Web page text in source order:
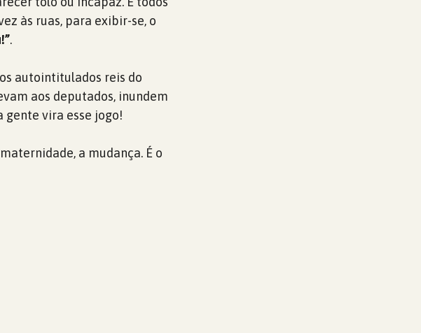
às ruas, para exibir-se, o
.
autointitulados reis do
aos deputados, inundem
gente vira esse jogo!
a mudança. É o